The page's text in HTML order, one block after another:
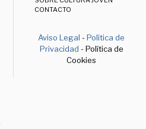
CONTACTO
Aviso Legal -Política de
Privacidad - Política de
Cookies